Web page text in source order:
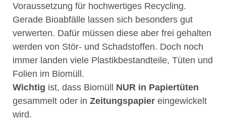
Voraussetzung für hochwertiges Recycling.
Gerade Bioabfälle lassen sich besonders gut
verwerten. Dafür müssen diese aber frei gehalten
werden von Stör- und Schadstoffen. Doch noch
immer landen viele Plastikbestandteile, Tüten und
Folien im Biomüll.
Wichtig ist, dass Biomüll NUR in Papiertüten
gesammelt oder in Zeitungspapier eingewickelt
wird.